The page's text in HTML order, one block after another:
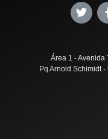
Área 1 - Avenida
Pq Arnold Schimidt